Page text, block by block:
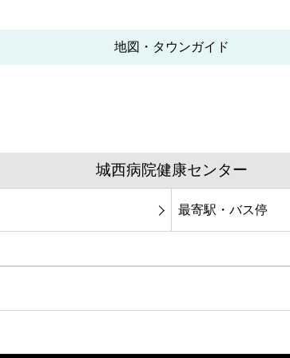
地図・タウンガイド
城西病院健康センター
最寄駅・バス停